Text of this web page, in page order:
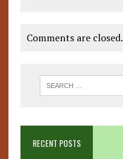
Comments are closed.
RECENT POSTS